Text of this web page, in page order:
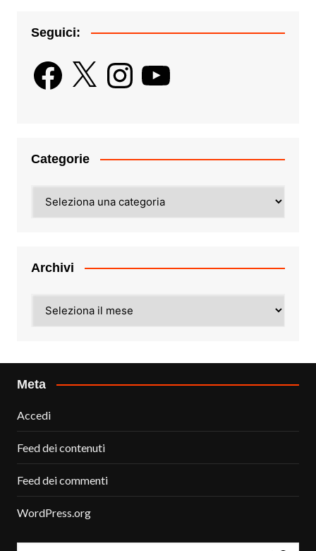
Seguici:
Facebook
X InstagramYouTube
Categorie
Archivi
Meta
Accedi
Feed dei contenuti
Feed dei commenti
WordPress.org